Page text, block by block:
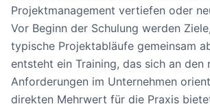
Projektmanagement vertiefen oder
Vor Beginn der Schulung werden
typische Projektabläufe gemeinsam
entsteht ein Training, das sich an den
Anforderungen im Unternehmen
direkten Mehrwert für die Praxis